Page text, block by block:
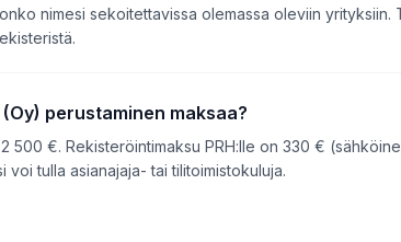
nimesi sekoitettavissa olemassa oleviin yrityksiin.
perustaminen maksaa?
500 €. Rekisteröintimaksu PRH:lle on 330 €
tulla asianajaja- tai tilitoimistokuluja.